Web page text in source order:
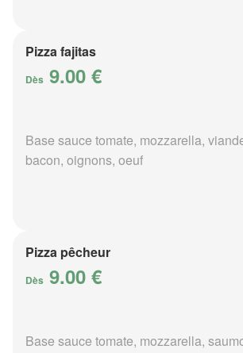
Pizza fajitas
Dès 9.00 €
Base sauce tomate, mozzarella,
bacon, oignons, oeuf
Pizza pêcheur
Dès 9.00 €
Base sauce tomate, mozzarella,